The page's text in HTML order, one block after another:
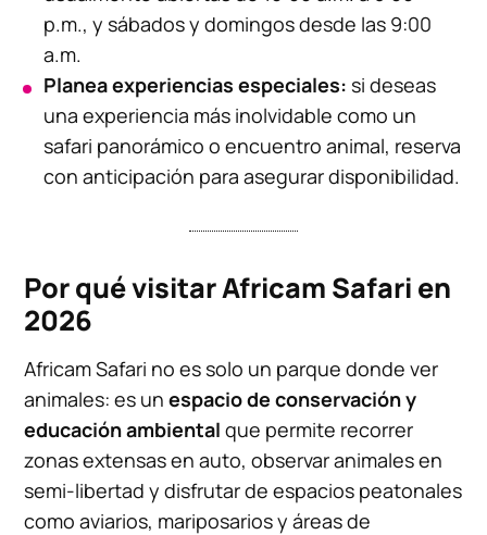
p.m., y sábados y domingos desde las 9:00
a.m.
Planea experiencias especiales: si deseas
una experiencia más inolvidable como un
safari panorámico o encuentro animal, reserva
con anticipación para asegurar disponibilidad.
Por qué visitar Africam Safari en
2026
Africam Safari no es solo un parque donde ver
animales: es unespacio de conservación y
educación ambiental que permite recorrer
zonas extensas en auto, observar animales en
semi-libertad y disfrutar de espacios peatonales
como aviarios, mariposarios y áreas de